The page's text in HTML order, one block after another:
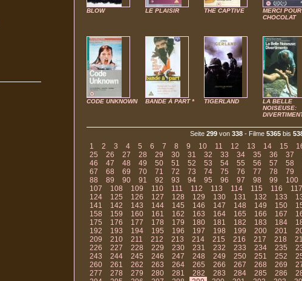
BLOW LE PLAISIR THE CAPTIVE
MERCI
CHOCOLAT
CODE UNKNOWN BANDE À PART * TIGERLAND
LA BELLE
NOISEUSE:
Seite 299 von 338 - Filme 5365 bis
1 2 3 4 5 6 7 8 9 10 11 12 13 14 15
25
26 27 28 29 30 31 32 33 34 35 36 37
46
47 48 49 50 51 52 53 54 55 56 57 58
67
68 69 70 71 72 73 74 75 76 77 78 79
88
89 90 91 92 93 94 95 96 97 98 99 100
107
108 109 110 111 112 113 114 115 116 117
124
125 126 127 128 129 130 131 132 133
141
142 143 144 145 146 147 148 149 150
158
159 160 161 162 163 164 165 166 167
175
176 177 178 179 180 181 182 183 184
192
193 194 195 196 197 198 199 200 201
209
210 211 212 213 214 215 216 217 218
226
227 228 229 230 231 232 233 234 235
243
244 245 246 247 248 249 250 251 252
260
261 262 263 264 265 266 267 268 269
277
278 279 280 281 282 283 284 285 286